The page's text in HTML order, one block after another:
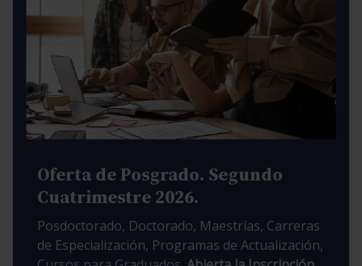
Oferta de Posgrado. Segundo
Cuatrimestre 2026.
Posdoctorado, Doctorado, Maestrías, Carreras
de Especialización, Programas de Actualización,